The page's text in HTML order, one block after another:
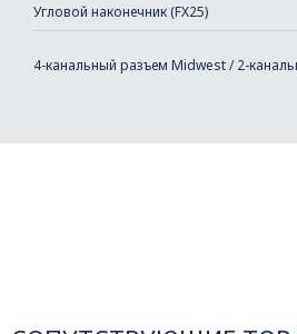
Угловой наконечник (FX25)
4-канальный разъем Midwest / 2-